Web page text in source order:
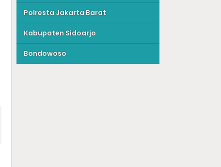
Polresta Jakarta Barat
Kabupaten Sidoarjo
Bondowoso